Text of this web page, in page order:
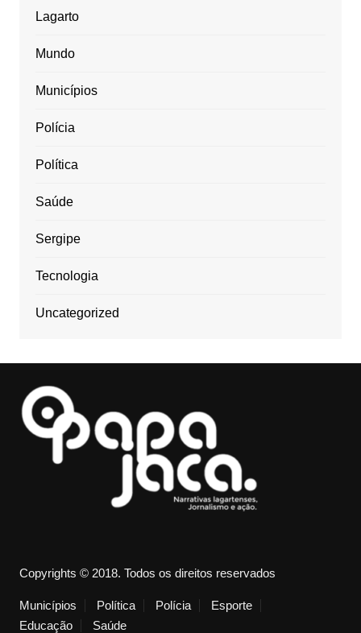
Lagarto
Mundo
Municípios
Polícia
Política
Saúde
Sergipe
Tecnologia
Uncategorized
Copyrights © 2018. Todos os direitos reservados
Municípios Política Polícia
Esporte
Educação
Saúde